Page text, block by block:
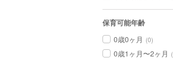
保育可能年齢
0歳0ヶ月 (0)
0歳1ヶ月〜2ヶ月